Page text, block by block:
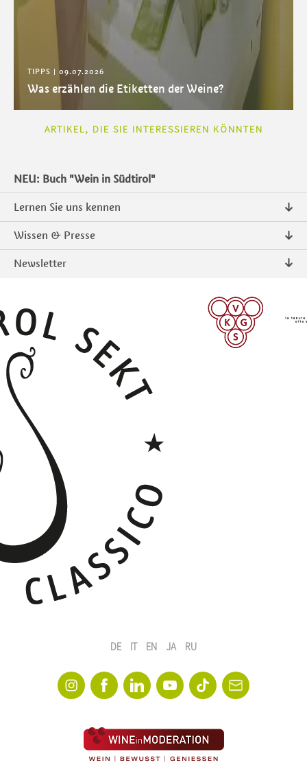
TIPPS | 09.07.2026
Was erzählen die Etiketten der Weine?
ARTIKEL, DIE SIE INTERESSIEREN KÖNNTEN
NEU: Buch "Wein in Südtirol"
Lernen Sie uns kennen
Über uns
Kontakt
Intranet
Wissen & Presse
Pressemitteilungen
Newsletter
DE IT EN JA RU